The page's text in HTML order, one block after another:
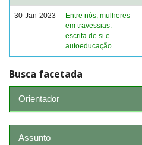
30-Jan-2023
Entre nós, mulheres
em travessias:
escrita de si e
autoeducação
Busca facetada
Orientador
Assunto